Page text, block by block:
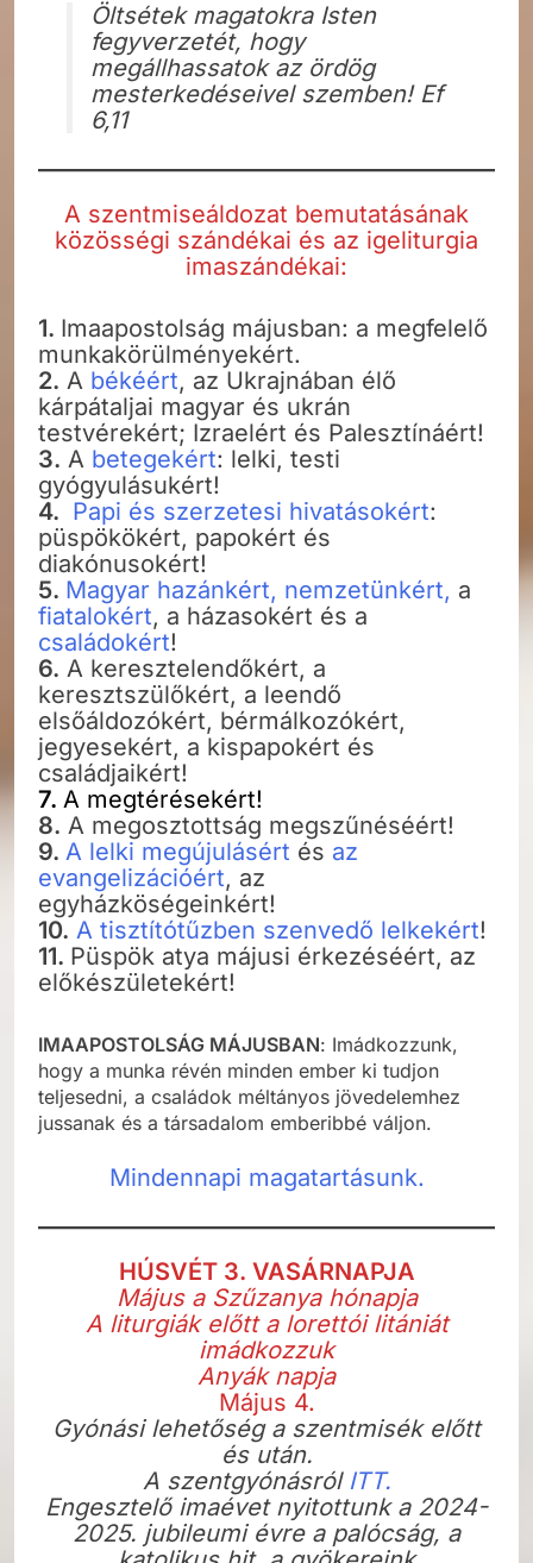
Öltsétek magatokra Isten
fegyverzetét, hogy
megállhassatok az ördög
mesterkedéseivel szemben! Ef
6,11
A szentmiseáldozat bemutatásának
közösségi szándékai és az igeliturgia
imaszándékai:
1. Imaapostolság májusban: a megfelelő
munkakörülményekért.
2. A békéért, az Ukrajnában élő
kárpátaljai magyar és ukrán
testvérekért; Izraelért és Palesztínáért!
3. A betegekért: lelki, testi
gyógyulásukért!
4. Papi és szerzetesi hivatásokért:
püspökökért, papokért és
diakónusokért!
5. Magyar hazánkért, nemzetünkért, a
fiatalokért, a házasokért és a
családokért!
6. A keresztelendőkért, a
keresztszülőkért, a leendő
elsőáldozókért, bérmálkozókért,
jegyesekért, a kispapokért és
családjaikért!
7. A megtérésekért!
8. A megosztottság megszűnéséért!
9. A lelki megújulásért és az
evangelizációért, az
egyházköségeinkért!
10. A tisztítótűzben szenvedő lelkekért!
11. Püspök atya májusi érkezéséért, az
előkészületekért!
IMAAPOSTOLSÁG MÁJUSBAN: Imádkozzunk,
hogy a munka révén minden ember ki tudjon
teljesedni, a családok méltányos jövedelemhez
jussanak és a társadalom emberibbé váljon.
Mindennapi magatartásunk.
HÚSVÉT 3. VASÁRNAPJA
Május a Szűzanya hónapja
A liturgiák előtt a lorettói litániát
imádkozzuk
Anyák napja
Május 4.
Gyónási lehetőség a szentmisék előtt
és után.
A szentgyónásról ITT.
Engesztelő imaévet nyitottunk a 2024-
2025. jubileumi évre a palócság, a